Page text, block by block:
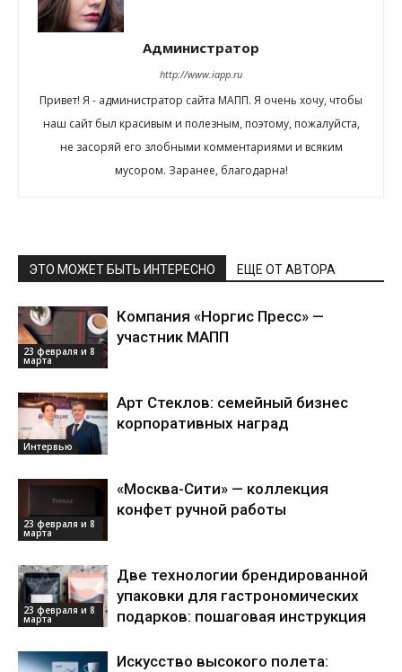
Администратор
http://www.iapp.ru
Привет! Я - администратор сайта МАПП. Я очень хочу, чтобы
наш сайт был красивым и полезным, поэтому, пожалуйста,
не засоряй его злобными комментариями и всяким
мусором. Заранее, благодарна!
ЭТО МОЖЕТ БЫТЬ ИНТЕРЕСНО ЕЩЕ ОТ АВТОРА
23 февраля и 8
марта
Компания «Норгис Пресс» —
участник МАПП
Интервью
Арт Стеклов: семейный бизнес
корпоративных наград
23 февраля и 8
марта
«Москва-Сити» — коллекция
конфет ручной работы
23 февраля и 8
марта
Две технологии брендированной
упаковки для гастрономических
подарков: пошаговая инструкция
Искусство высокого полета: